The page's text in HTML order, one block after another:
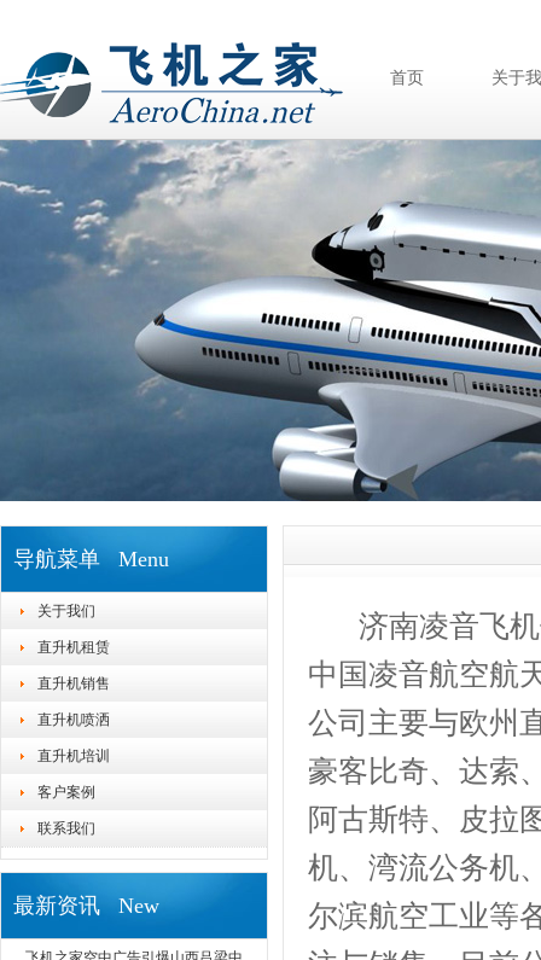
首页 关于
导航菜单 Menu
关于我们
直升机租赁
直升机销售
直升机喷洒
直升机培训
客户案例
联系我们
最新资讯 New
济南凌音飞机
中国凌音航空航
公司主要与欧州
豪客比奇、达索
阿古斯特、皮拉
机、湾流公务机
尔滨航空工业等